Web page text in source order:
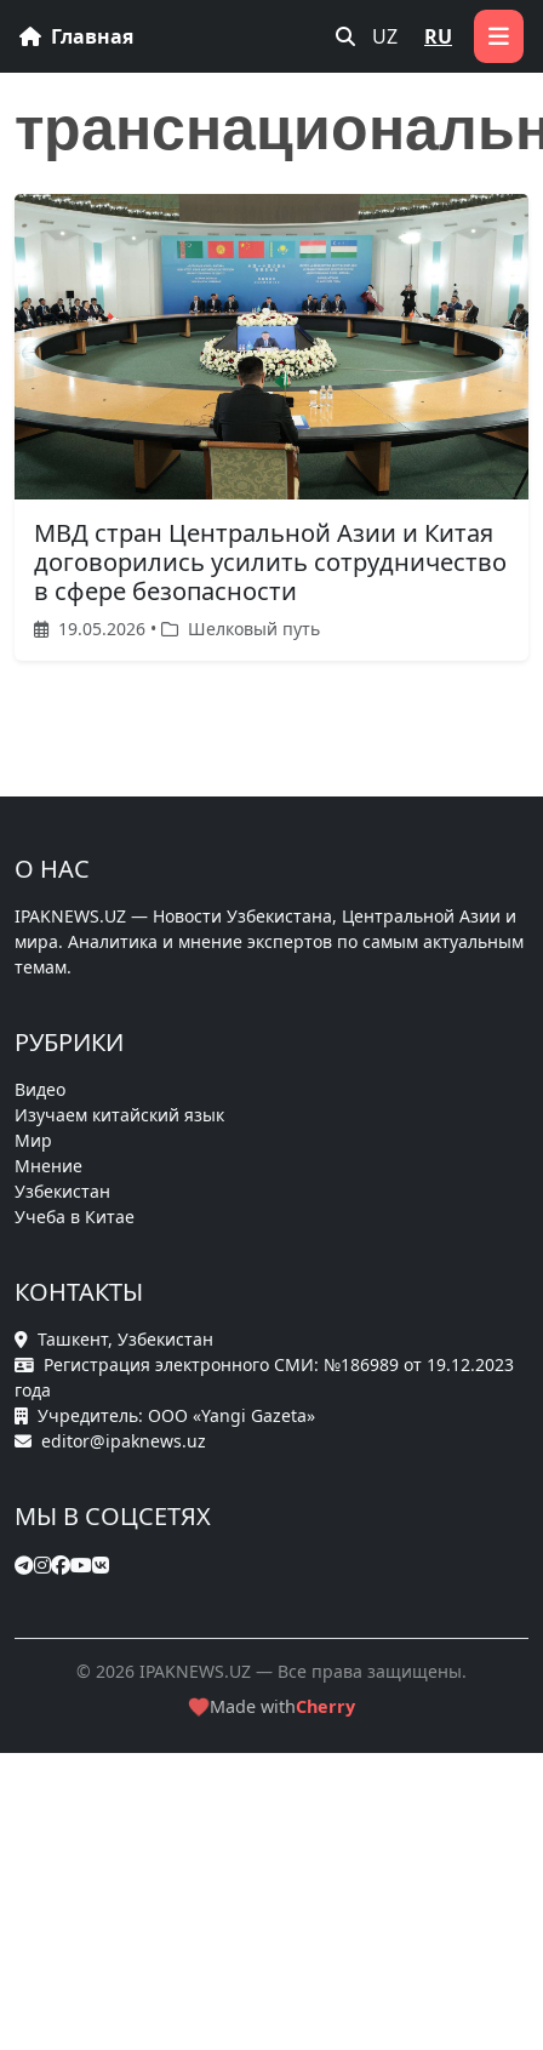
Главная UZ RU
МВД стран Центральной Азии и Китая
договорились усилить сотрудничество
в сфере безопасности
19.05.2026 • Шелковый путь
О НАС
IPAKNEWS.UZ — Новости Узбекистана, Центральной Азии и
мира. Аналитика и мнение экспертов по самым актуальным
темам.
РУБРИКИ
Видео
Изучаем китайский язык
Мир
Мнение
Узбекистан
Учеба в Китае
КОНТАКТЫ
Ташкент, Узбекистан
Регистрация электронного СМИ: №186989 от 19.12.2023
года
Учредитель: ООО «Yangi Gazeta»
editor@ipaknews.uz
МЫ В СОЦСЕТЯХ
© 2026 IPAKNEWS.UZ — Все права защищены.
Made withCherry